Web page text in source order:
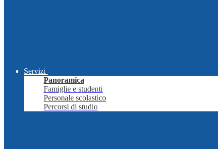
Servizi
Panoramica
Famiglie e studenti
Personale scolastico
Percorsi di studio